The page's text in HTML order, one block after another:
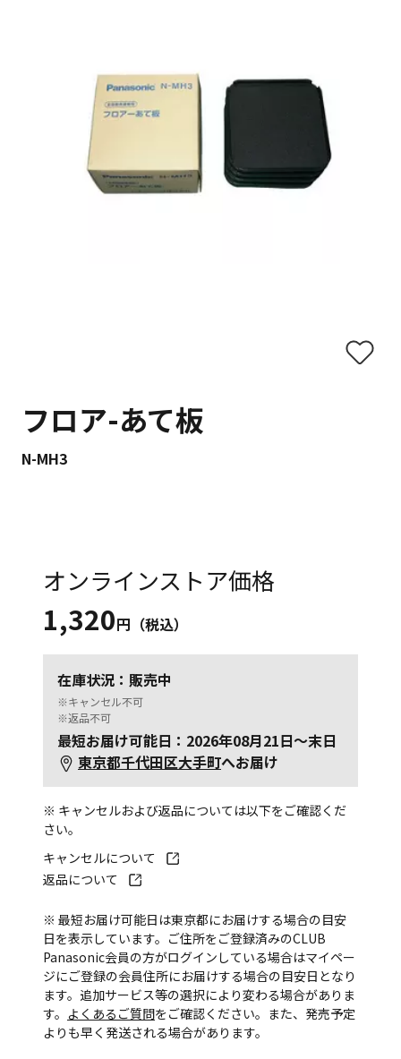
フロア-あて板
N-MH3
オンラインストア価格
1,320円（税込）
在庫状況：販売中
※キャンセル不可
※返品不可
最短お届け可能日：2026年08月21日～末日
東京都千代田区大手町へお届け
※ キャンセルおよび返品については以下をご確認くだ
さい。
キャンセルについて
返品について
※ 最短お届け可能日は東京都にお届けする場合の目安
日を表示しています。ご住所をご登録済みのCLUB
Panasonic会員の方がログインしている場合はマイペー
ジにご登録の会員住所にお届けする場合の目安日となり
ます。追加サービス等の選択により変わる場合がありま
す。 よくあるご質問をご確認ください。また、発売予定
よりも早く発送される場合があります。